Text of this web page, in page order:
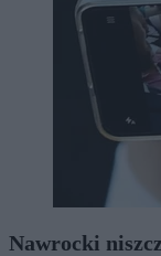
Nawrocki